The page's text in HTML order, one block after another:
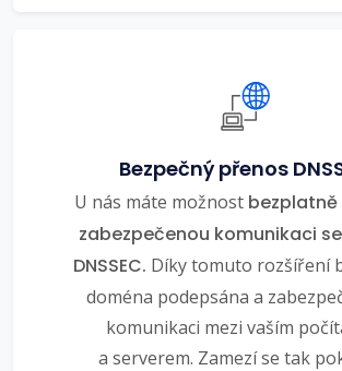
Bezpečný přenos
U nás máte možnost
zabezpečenou komunikaci
DNSSEC. Díky tomuto rozšíření
doména podepsána a
komunikaci mezi vaším
a serverem. Zamezí se tak